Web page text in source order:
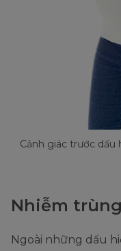
Cảnh giác trước dấu
Nhiễm
Ngoài những dấu